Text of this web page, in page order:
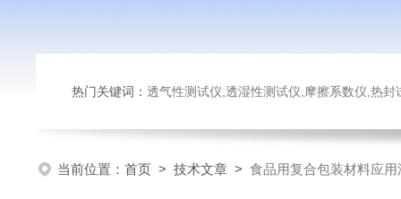
热门关键词： 透气性测试仪,透湿性测试仪,摩擦系数仪,热封试验仪,
当前位置： 首页 > 技术文章 > 食品用复合包装材料应用